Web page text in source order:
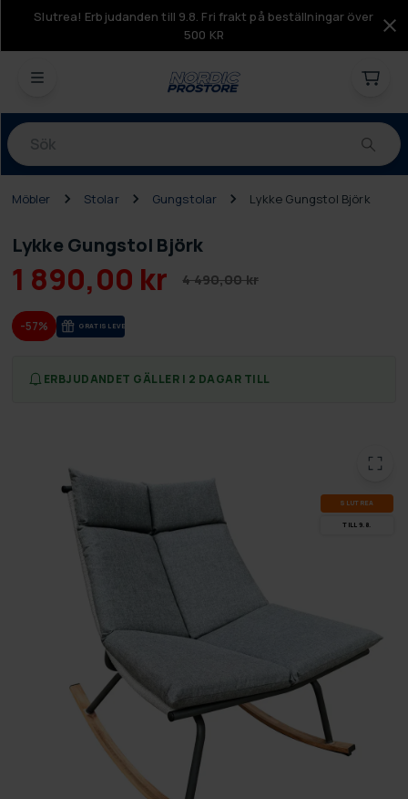
Slutrea! Erbjudanden till 9.8. Fri frakt på beställningar över
500 KR
Produkter
Möbler Stolar Gungstolar Lykke Gungstol Björk
Lykke Gungstol Björk
1 890,00 kr 4 490,00 kr
-57% GRA­TIS LE­VE­RANS
ERBJUDANDET GÄLLER I 2 DAGAR TILL
SLUT­REA
TILL 9.8.